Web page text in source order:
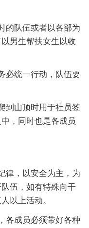
队伍或者以各部为
男生帮扶女生以收
统一行动，队伍要
山顶时用于社员签
，同时也是各成员
，以安全为主，为
伍，如有特殊向干
以上活动。
成员必须带好各种